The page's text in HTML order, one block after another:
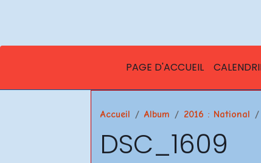
PAGE D'ACCUEIL
Accueil Album 2016 : National
DSC_1609